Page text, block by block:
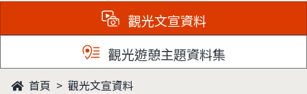
觀光文宣資料
觀光遊憩主題資料集
首頁 觀光文宣資料